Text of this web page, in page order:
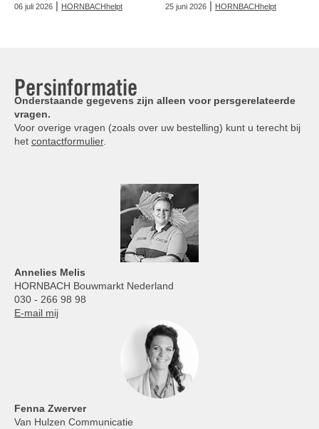
06 juli 2026 | HORNBACHhelpt 25 juni 2026 | HORNBACHhelpt
Persinformatie
Onderstaande gegevens zijn alleen voor persgerelateerde
vragen.
Voor overige vragen (zoals over uw bestelling) kunt u terecht bij
het contactformulier.
Annelies Melis
HORNBACH Bouwmarkt Nederland
030 - 266 98 98
E-mail mij
Fenna Zwerver
Van Hulzen Communicatie